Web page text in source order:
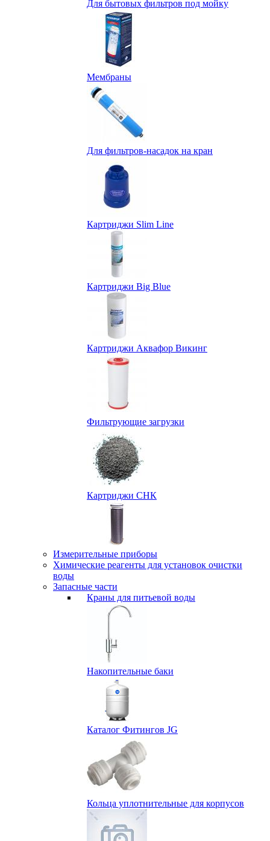
Для бытовых фильтров под мойку
Мембраны
Для фильтров-насадок на кран
Картриджи Slim Line
Картриджи Big Blue
Картриджи Аквафор Викинг
Фильтрующие загрузки
Картриджи СНК
Измерительные приборы
Химические реагенты для установок очистки
воды
Запасные части
Краны для питьевой воды
Накопительные баки
Каталог Фитингов JG
Кольца уплотнительные для корпусов